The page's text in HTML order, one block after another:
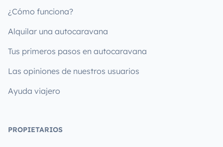
¿Cómo funciona?
Alquilar una autocaravana
Tus primeros pasos en autocaravana
Las opiniones de nuestros usuarios
Ayuda viajero
PROPIETARIOS